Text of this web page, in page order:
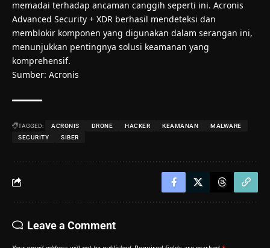
memadai terhadap ancaman canggih seperti ini. Acronis
Advanced Security + XDR berhasil mendeteksi dan
memblokir komponen yang digunakan dalam serangan ini,
menunjukkan pentingnya solusi keamanan yang
komprehensif.
Sumber: Acronis
TAGGED: ACRONIS DRONE HACKER KEAMANAN
MALWARE
SECURITY
SIBER
Leave a Comment